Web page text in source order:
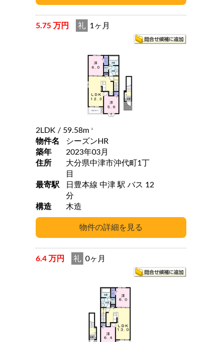
5.75 万円 礼 1ヶ月
2LDK / 59.58m 2
物件名
シーズンHR
築年
2023年03月
住所
大分県中津市沖代町1丁
目
最寄駅
日豊本線 中津 駅 バス 12
分
構造
木造
6.4 万円 礼 0ヶ月